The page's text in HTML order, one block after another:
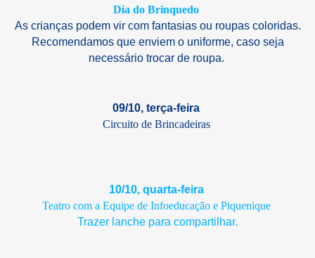
Dia do Brinquedo
As crianças podem vir com fantasias ou roupas coloridas.
Recomendamos que enviem o uniforme, caso seja
necessário trocar de roupa.
09/10, terça-feira
Circuito de Brincadeiras
10/10, quarta-feira
Teatro com a Equipe de Infoeducação e Piquenique
Trazer lanche para compartilhar.